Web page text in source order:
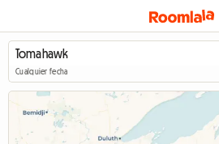
Cualquier fecha